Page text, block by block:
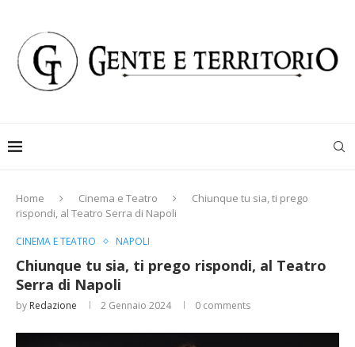
Home Cinema e Teatro
Chiunque tu sia, ti prego
rispondi, al Teatro Serra di Napoli
CINEMA E TEATRO NAPOLI
Chiunque tu sia, ti prego rispondi, al Teatro
Serra di Napoli
by Redazione 2 Gennaio 2024 0 comments